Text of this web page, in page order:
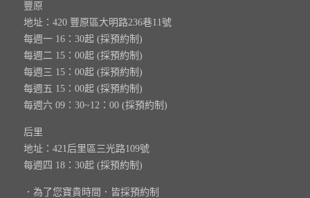
豐原
地址：420 豐原區大明路236巷11號
每週一 16：30起 (採預約制)
每週二 15：00起 (採預約制)
每週三 15：00起 (採預約制)
每週五 15：00起 (採預約制)
每週六 09：30~12：00 (採預約制)
后里
地址：421后里區三光路109號
每週四 18：30起 (採預約制)
．為了您寶貴時間．皆採預約制